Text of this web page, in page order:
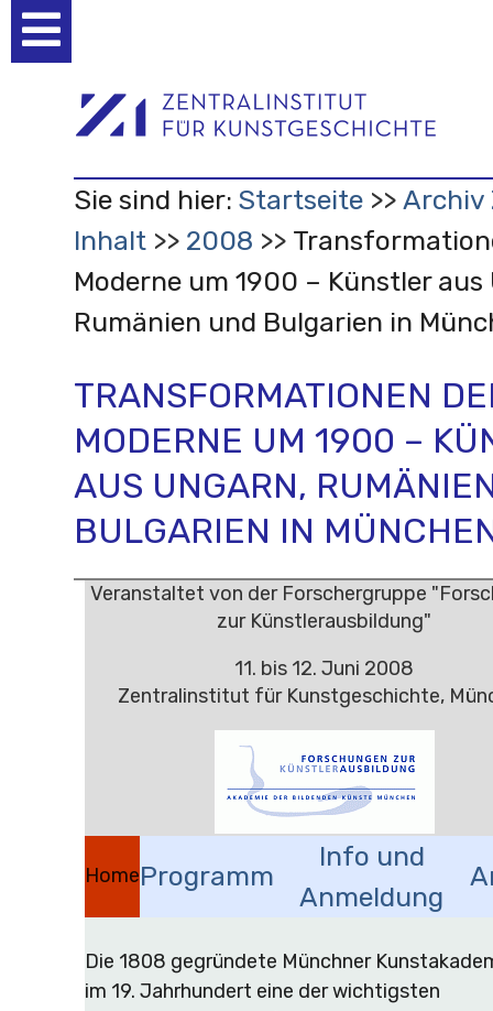
Werkzeuge
Sie sind hier: Startseite
Archiv
Inhalt
2008
Moderne um 1900 – Künstler aus
Rumänien und Bulgarien in
TRANSFORMATIONEN
MODERNE UM 1900 –
AUS UNGARN,
BULGARIEN IN
Veranstaltet von der Forschergruppe
zur Künstlerausbildung"
11. bis 12. Juni 2008
Zentralinstitut für Kunstgeschichte,
HomeProgramm
Info und
Anmeldung
Die 1808 gegründete Münchner
im 19. Jahrhundert eine der wichtigsten